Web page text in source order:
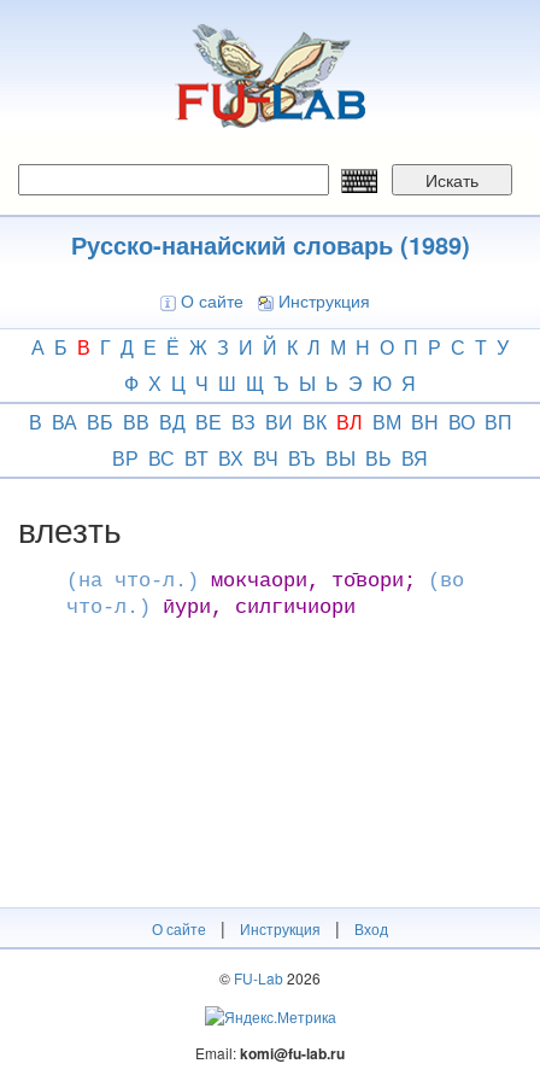
Искать
Русско-нанайский словарь (1989)
О сайте Инструкция
А Б В Г Д Е Ё Ж З И Й К Л М Н О П Р С Т У
Ф Х Ц Ч Ш Щ Ъ Ы Ь Э Ю Я
В ВА ВБ ВВ ВД ВЕ ВЗ ВИ ВК ВЛ ВМ ВН ВО ВП
ВР ВС ВТ ВХ ВЧ ВЪ ВЫ ВЬ ВЯ
влезть
(на что-л.) мокчаори, то̄вори;
(во
что-л.)
ӣури, силгичиори
О сайте | Инструкция | Вход
© FU-Lab2026
Email:komi@fu-lab.ru